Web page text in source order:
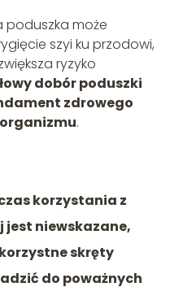
poduszka może
szyi ku przodowi,
ryzyko
dobór poduszki
zdrowego
.
korzystania z
niewskazane,
skręty
do poważnych